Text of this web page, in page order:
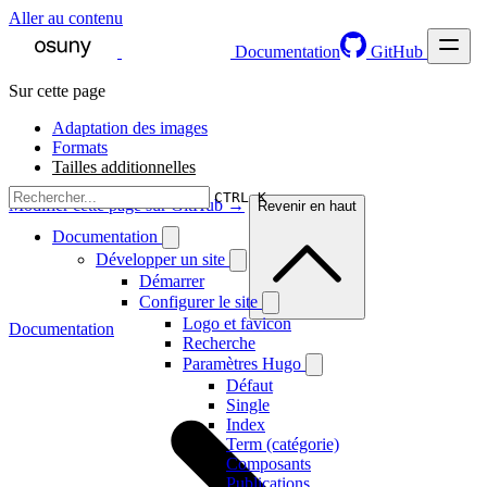
Aller au contenu
Documentation
GitHub
CTRL K
Documentation
Développer un site
Démarrer
Configurer le site
Logo et favicon
Recherche
Paramètres Hugo
Défaut
Single
Index
Term (catégorie)
Composants
Publications
Sur cette page
Adaptation des images
Formats
Tailles additionnelles
Modifier cette page sur GitHub → Revenir en haut
Documentation